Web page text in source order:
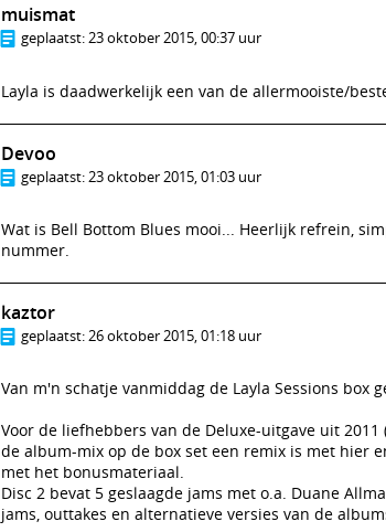
muismat
geplaatst:23 oktober 2015, 00:37 uur
Layla is daadwerkelijk een van de allermooiste/
Devoo
geplaatst:23 oktober 2015, 01:03 uur
Wat is Bell Bottom Blues mooi... Heerlijk refrein,
nummer.
kaztor
geplaatst:26 oktober 2015, 01:18 uur
Van m'n schatje vanmiddag de Layla Sessions box
Voor de liefhebbers van de Deluxe-uitgave uit
de album-mix op de box set een remix is met hier
met het bonusmateriaal.
Disc 2 bevat 5 geslaagde jams met o.a. Duane
jams, outtakes en alternatieve versies van de